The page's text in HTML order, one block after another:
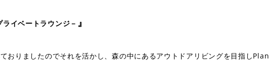
イベートラウンジ－ 』
おりましたのでそれを活かし、森の中にあるアウトドアリビングを目指しPlan